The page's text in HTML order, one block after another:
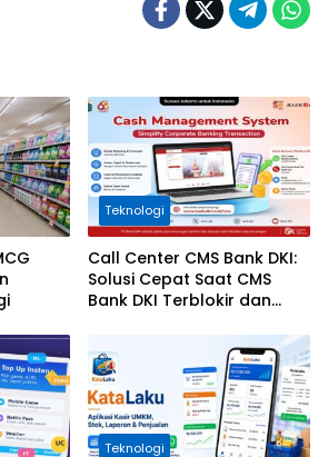
Teknologi
Call Center CMS Bank DKI:
Solusi Cepat Saat CMS
Bank DKI Terblokir dan
Teknologi